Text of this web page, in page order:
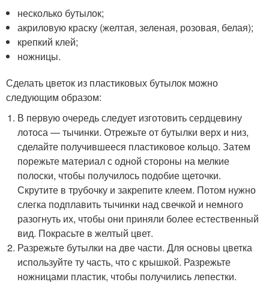
несколько бутылок;
акриловую краску (желтая, зеленая, розовая, белая);
крепкий клей;
ножницы.
Сделать цветок из пластиковых бутылок можно
следующим образом:
В первую очередь следует изготовить сердцевину
лотоса — тычинки. Отрежьте от бутылки верх и низ,
сделайте получившееся пластиковое кольцо. Затем
порежьте материал с одной стороны на мелкие
полоски, чтобы получилось подобие щеточки.
Скрутите в трубочку и закрепите клеем. Потом нужно
слегка подплавить тычинки над свечкой и немного
разогнуть их, чтобы они приняли более естественный
вид. Покрасьте в желтый цвет.
Разрежьте бутылки на две части. Для основы цветка
используйте ту часть, что с крышкой. Разрежьте
ножницами пластик, чтобы получились лепестки.